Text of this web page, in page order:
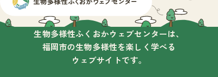
生物多様性ふくおかウェブセンターは、
福岡市の生物多様性を楽しく学べる
ウェブサイトです。